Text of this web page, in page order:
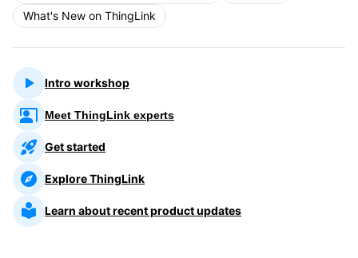
What's New on ThingLink
Intro workshop
Meet ThingLink experts
Get started
Explore ThingLink
Learn about recent product updates